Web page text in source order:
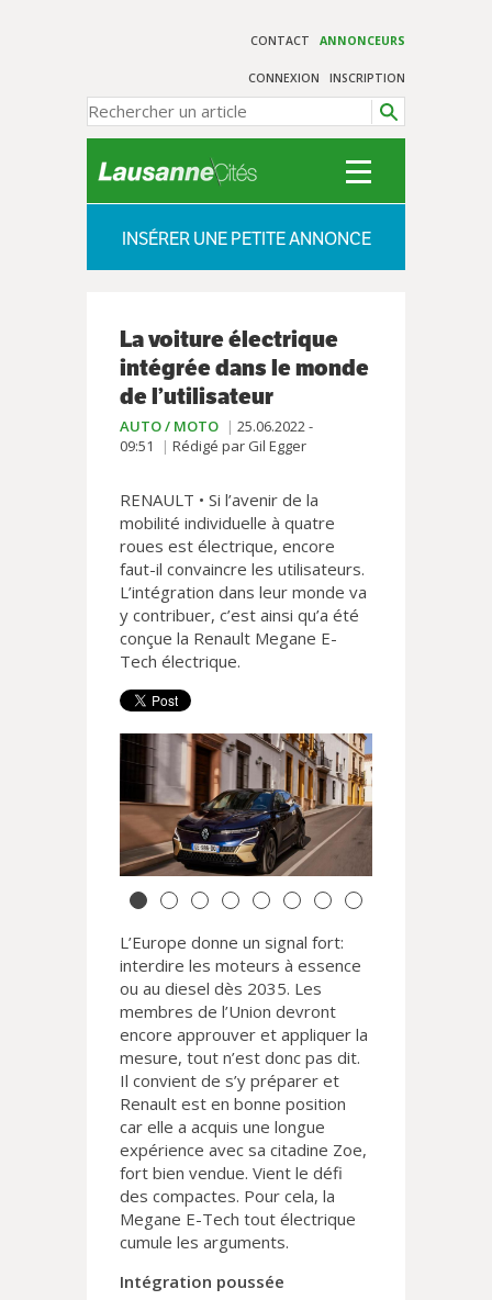
CONTACT ANNONCEURS
CONNEXION INSCRIPTION
INSÉRER UNE PETITE ANNONCE
La voiture électrique
intégrée dans le monde
de l’utilisateur
AUTO / MOTO
25.06.2022 -
09:51
Rédigé par Gil Egger
RENAULT • Si l’avenir de la
mobilité individuelle à quatre
roues est électrique, encore
faut-il convaincre les utilisateurs.
L’intégration dans leur monde va
y contribuer, c’est ainsi qu’a été
conçue la Renault Megane E-
Tech électrique.
L’Europe donne un signal fort:
interdire les moteurs à essence
ou au diesel dès 2035. Les
membres de l’Union devront
encore approuver et appliquer la
mesure, tout n’est donc pas dit.
Il convient de s’y préparer et
Renault est en bonne position
car elle a acquis une longue
expérience avec sa citadine Zoe,
fort bien vendue. Vient le défi
des compactes. Pour cela, la
Megane E-Tech tout électrique
cumule les arguments.
Intégration poussée